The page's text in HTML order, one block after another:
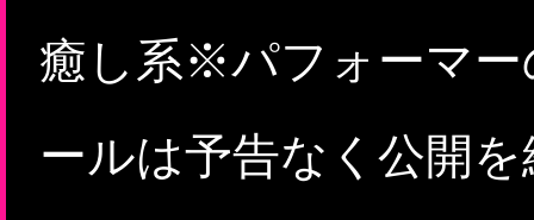
癒し系※パフォーマー
ールは予告なく公開